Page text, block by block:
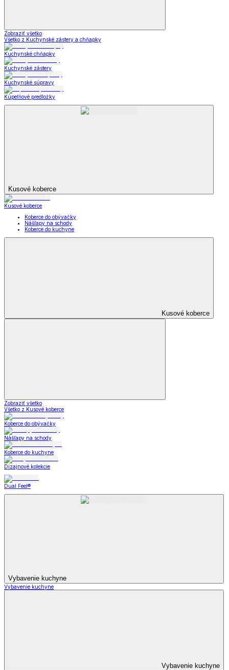
Zobraziť všetko
Všetko z Kuchynské zástery a chňapky
Kuchynské chňapky
Kuchynské zástery
Kuchynské súpravy
Kúpeľňové predložky
Kusové koberce
Kusové koberce
Koberce do obývačky
Nášľapy na schody
Koberce do kuchyne
Kusové koberce
Zobraziť všetko
Všetko z Kusové koberce
Koberce do obývačky
Nášľapy na schody
Koberce do kuchyne
Dizajnové kolekcie
Dual Feel®
Vybavenie kuchyne
Vybavenie kuchyne
Vybavenie kuchyne